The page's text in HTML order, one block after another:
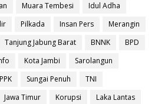
Muara Tembesi
Idul Adha
Pilkada Insan Pers
Merangin
Tanjung Jabung Barat BNNK
BPD
Kota Jambi
Sarolangun
Sungai Penuh
TNI
Jawa Timur Korupsi
Laka Lantas